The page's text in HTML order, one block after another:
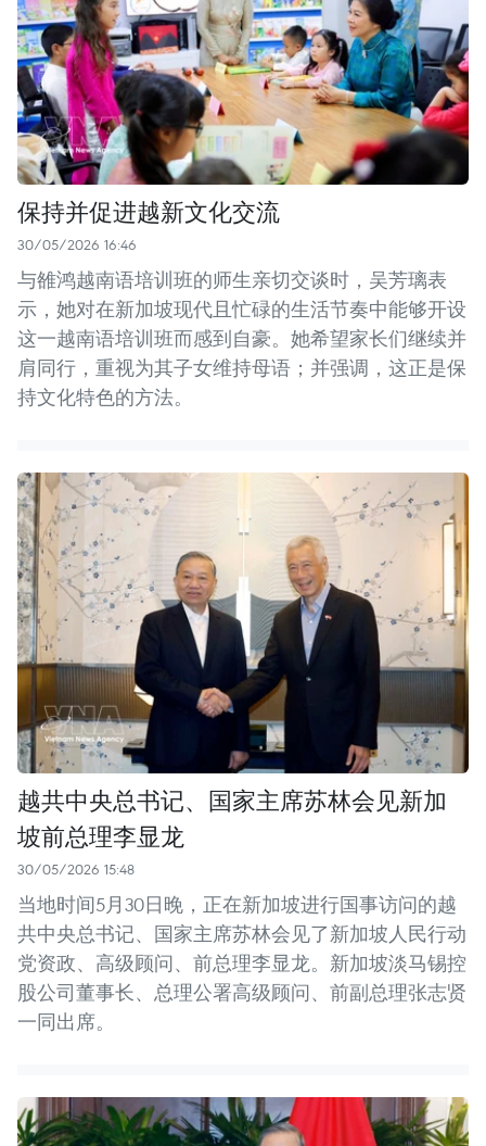
保持并促进越新文化交流
30/05/2026 16:46
与雒鸿越南语培训班的师生亲切交谈时，吴芳璃表
示，她对在新加坡现代且忙碌的生活节奏中能够开设
这一越南语培训班而感到自豪。她希望家长们继续并
肩同行，重视为其子女维持母语；并强调，这正是保
持文化特色的方法。
越共中央总书记、国家主席苏林会见新加
坡前总理李显龙
30/05/2026 15:48
当地时间5月30日晚，正在新加坡进行国事访问的越
共中央总书记、国家主席苏林会见了新加坡人民行动
党资政、高级顾问、前总理李显龙。新加坡淡马锡控
股公司董事长、总理公署高级顾问、前副总理张志贤
一同出席。